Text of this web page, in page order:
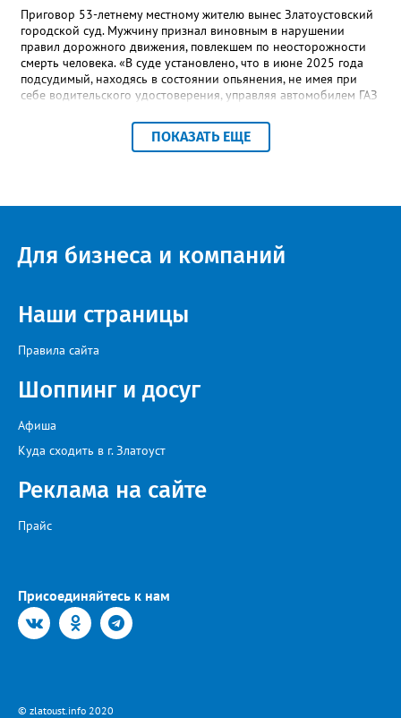
Приговор 53-летнему местному жителю вынес Златоустовский
городской суд. Мужчину признал виновным в нарушении
правил дорожного движения, повлекшем по неосторожности
смерть человека. «В суде установлено, что в июне 2025 года
подсудимый, находясь в состоянии опьянения, не имея при
себе водительского удостоверения, управляя автомобилем ГАЗ
части и наехал на дерево. В результате ДТП пассажир
автомобиля скончался в больнице от полученных травм», -
учётом позиции государственного обвинителя.
ПОКАЗАТЬ ЕЩЕ
Для бизнеса и компаний
Наши страницы
Правила сайта
Шоппинг и досуг
Афиша
Куда сходить в г. Златоуст
Реклама на сайте
Прайс
Присоединяйтесь к нам
© zlatoust.info 2020